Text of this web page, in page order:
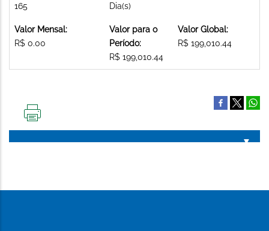
165
Dia(s)
Valor Mensal:
R$ 0.00
Valor para o
Período:
R$ 199,010.44
Valor Global:
R$ 199,010.44
PÁGINA